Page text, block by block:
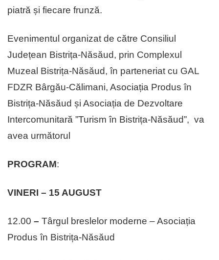
piatră și fiecare frunză.
Evenimentul organizat de către Consiliul
Județean Bistrița-Năsăud, prin Complexul
Muzeal Bistrița-Năsăud, în parteneriat cu GAL
FDZR Bârgău-Călimani, Asociația Produs în
Bistrița-Năsăud și Asociația de Dezvoltare
Intercomunitară ”Turism în Bistrița-Năsăud”, va
avea următorul
PROGRAM:
VINERI – 15 AUGUST
12.00 – Târgul breslelor moderne – Asociația
Produs în Bistrița-Năsăud